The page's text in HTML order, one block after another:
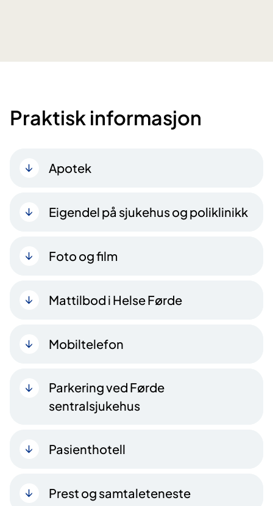
Praktisk informasjon
Apotek
Eigendel på sjukehus og poliklinikk
Foto og film
Mattilbod i Helse Førde
Mobiltelefon
Parkering ved Førde
sentralsjukehus
Pasienthotell
Prest og samtaleteneste